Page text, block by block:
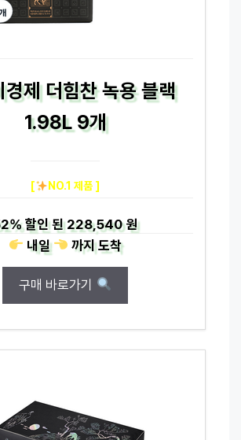
경제 더힘찬 녹용 블랙
1.98L 9개
[ NO.1 제품 ]
할인 된228,540 원
내일
까지도착
구매 바로가기